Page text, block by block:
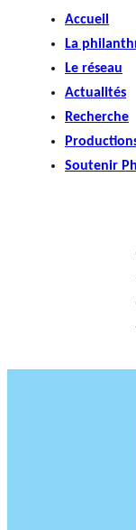
Accueil
La
Le réseau
Actualités
Recherche
Soutenir